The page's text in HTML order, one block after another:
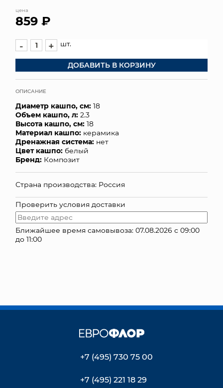
ТОРГОВЫЙ ЦЕНТР
ДОСТАВКА И ОПЛАТА
цена
859 ₽
- + шт.
ДОБАВИТЬ В КОРЗИНУ
ОПИСАНИЕ
Диаметр кашпо, см: 18
Объем кашпо, л: 2.3
Высота кашпо, см: 18
Материал кашпо: керамика
Дренажная система: нет
Цвет кашпо: белый
Бренд: Композит
Страна производства: Россия
Проверить условия доставки
Ближайшее время самовывоза: 07.08.2026 с 09:00
до 11:00
+7 (495) 730 75 00
+7 (495) 221 18 29